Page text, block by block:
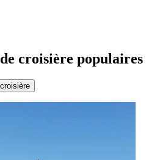
croisière populaires